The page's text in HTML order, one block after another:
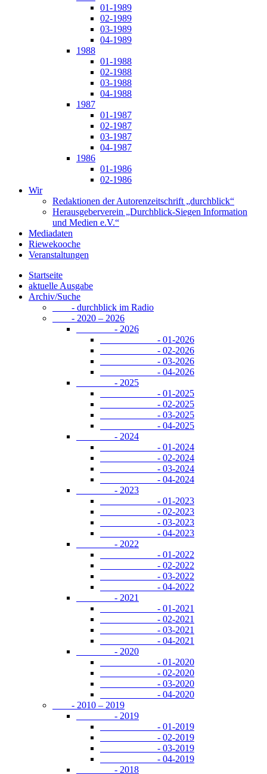
01-1989
02-1989
03-1989
04-1989
1988
01-1988
02-1988
03-1988
04-1988
1987
01-1987
02-1987
03-1987
04-1987
1986
01-1986
02-1986
Wir
Redaktionen der Autorenzeitschrift „durchblick“
Herausgeberverein „Durchblick-Siegen Information
und Medien e.V.“
Mediadaten
Riewekooche
Veranstaltungen
Startseite
aktuelle Ausgabe
Archiv/Suche
- durchblick im Radio
- 2020 – 2026
- 2026
- 01-2026
- 02-2026
- 03-2026
- 04-2026
- 2025
- 01-2025
- 02-2025
- 03-2025
- 04-2025
- 2024
- 01-2024
- 02-2024
- 03-2024
- 04-2024
- 2023
- 01-2023
- 02-2023
- 03-2023
- 04-2023
- 2022
- 01-2022
- 02-2022
- 03-2022
- 04-2022
- 2021
- 01-2021
- 02-2021
- 03-2021
- 04-2021
- 2020
- 01-2020
- 02-2020
- 03-2020
- 04-2020
- 2010 – 2019
- 2019
- 01-2019
- 02-2019
- 03-2019
- 04-2019
- 2018